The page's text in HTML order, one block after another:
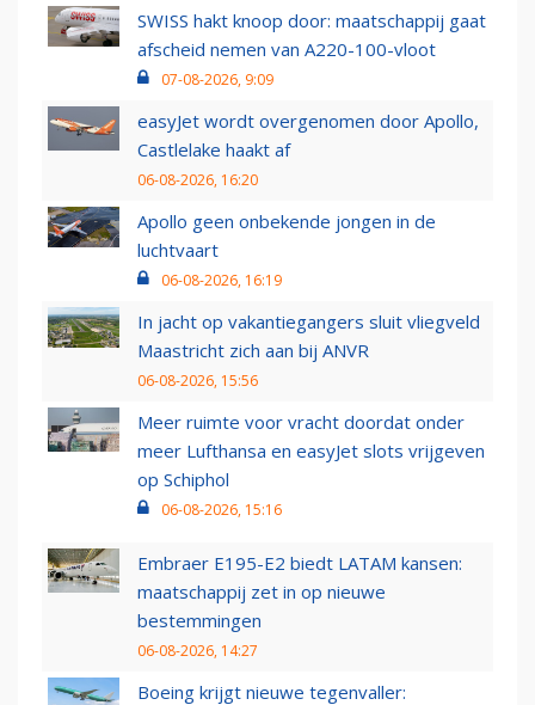
SWISS hakt knoop door: maatschappij gaat
afscheid nemen van A220-100-vloot
07-08-2026, 9:09
easyJet wordt overgenomen door Apollo,
Castlelake haakt af
06-08-2026, 16:20
Apollo geen onbekende jongen in de
luchtvaart
06-08-2026, 16:19
In jacht op vakantiegangers sluit vliegveld
Maastricht zich aan bij ANVR
06-08-2026, 15:56
Meer ruimte voor vracht doordat onder
meer Lufthansa en easyJet slots vrijgeven
op Schiphol
06-08-2026, 15:16
Embraer E195-E2 biedt LATAM kansen:
maatschappij zet in op nieuwe
bestemmingen
06-08-2026, 14:27
Boeing krijgt nieuwe tegenvaller: